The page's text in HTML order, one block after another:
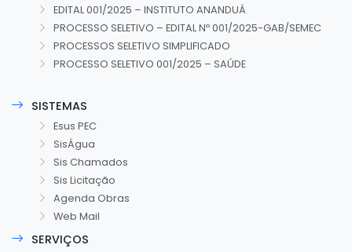
EDITAL 001/2025 – INSTITUTO ANANDUÁ
PROCESSO SELETIVO – EDITAL Nº 001/2025-GAB/SEMEC
PROCESSOS SELETIVO SIMPLIFICADO
PROCESSO SELETIVO 001/2025 – SAÚDE
SISTEMAS
Esus PEC
SisÁgua
Sis Chamados
Sis Licitação
Agenda Obras
Web Mail
SERVIÇOS